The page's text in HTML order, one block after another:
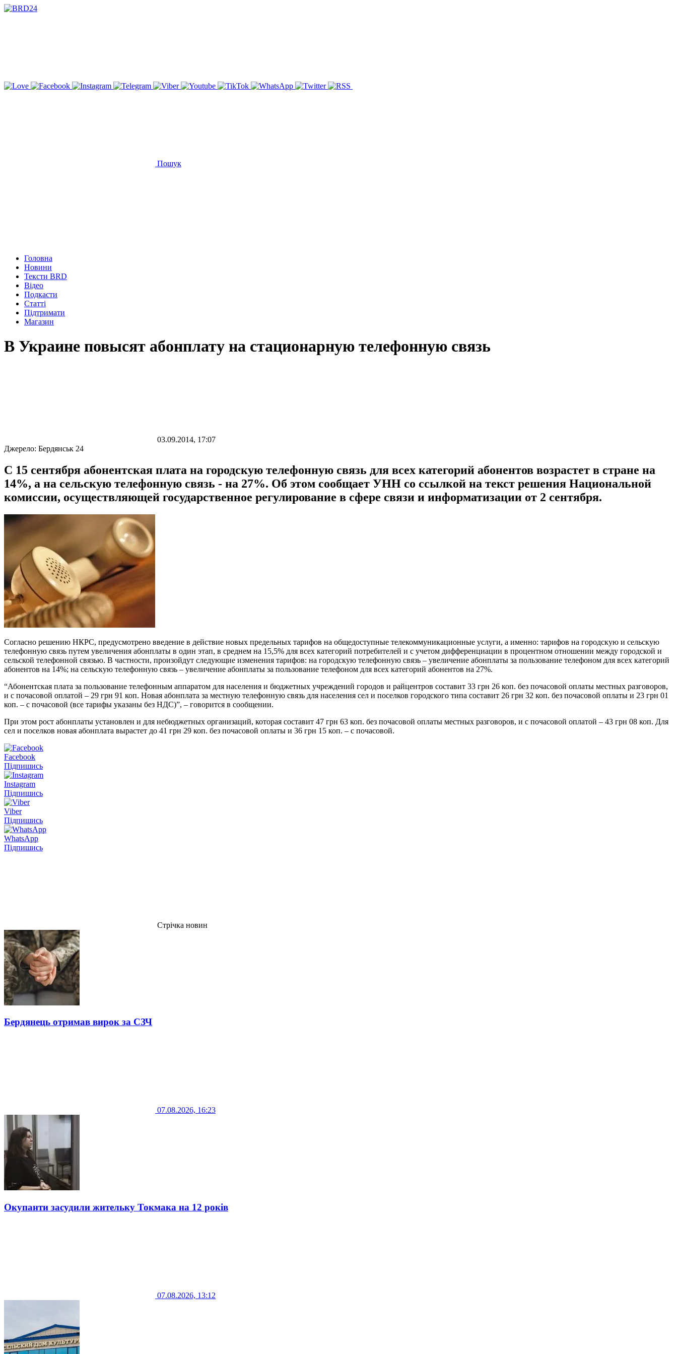
Пошук
Головна
Новини
Тексти BRD
Відео
Подкасти
Статті
Підтримати
Магазин
В Украине повысят абонплату на стационарную телефонную связь
03.09.2014, 17:07
Джерело: Бердянськ 24
С 15 сентября абонентская плата на городскую телефонную связь для всех категорий абонентов возрастет в стране на
14%, а на сельскую телефонную связь - на 27%. Об этом сообщает УНН со ссылкой на текст решения Национальной
комиссии, осуществляющей государственное регулирование в сфере связи и информатизации от 2 сентября.
Согласно решению НКРС, ​​предусмотрено введение в действие новых предельных тарифов на общедоступные телекоммуникационные услуги, а именно: тарифов на городскую и сельскую
телефонную связь путем увеличения абонплаты в один этап, в среднем на 15,5% для всех категорий потребителей и с учетом дифференциации в процентном отношении между городской и
сельской телефонной связью. В частности, произойдут следующие изменения тарифов: на городскую телефонную связь – увеличение абонплаты за пользование телефоном для всех категорий
абонентов на 14%; на сельскую телефонную связь – увеличение абонплаты за пользование телефоном для всех категорий абонентов на 27%.
“Абонентская плата за пользование телефонным аппаратом для населения и бюджетных учреждений городов и райцентров составит 33 грн 26 коп. без почасовой оплаты местных разговоров,
и с почасовой оплатой – 29 грн 91 коп. Новая абонплата за местную телефонную связь для населения сел и поселков городского типа составит 26 грн 32 коп. без почасовой оплаты и 23 грн 01
коп. – с почасовой (все тарифы указаны без НДС)”, – говорится в сообщении.
При этом рост абонплаты установлен и для небюджетных организаций, которая составит 47 грн 63 коп. без почасовой оплаты местных разговоров, и с почасовой оплатой – 43 грн 08 коп. Для
сел и поселков новая абонплата вырастет до 41 грн 29 коп. без почасовой оплаты и 36 грн 15 коп. – с почасовой.
Facebook
Підпишись
Instagram
Підпишись
Viber
Підпишись
WhatsApp
Підпишись
Стрічка новин
Бердянець отримав вирок за СЗЧ
07.08.2026, 16:23
Окупанти засудили жительку Токмака на 12 років
07.08.2026, 13:12